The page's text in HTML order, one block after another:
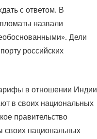
с ответом. В
назвали
Дели
российских
в отношении Индии
в своих национальных
правительство
своих национальных